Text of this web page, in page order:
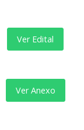
Ver Edital
Ver Anexo